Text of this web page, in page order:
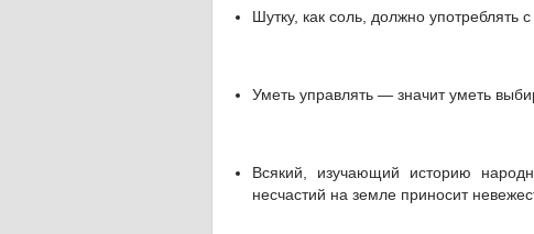
Шутку, как соль, должно употреблять
Уметь управлять — значит уметь
Всякий, изучающий историю
несчастий на земле приносит